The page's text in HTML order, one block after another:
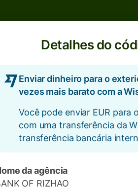
Detalhes do
Enviar dinheiro para o
vezes mais barato com a
Você pode enviar EUR para
com uma transferência da
transferência bancária
da agência
OF RIZHAO